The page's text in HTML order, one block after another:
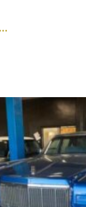
メルセデス・ベンツ GLC W253 アンビエントライト連動 タービンエアベント 取り付け